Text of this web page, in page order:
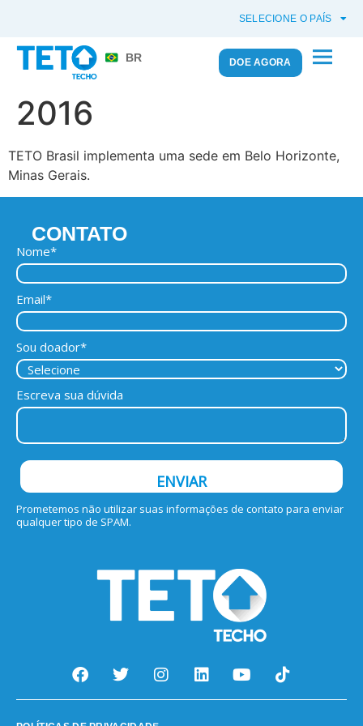
SELECIONE O PAÍS
BR DOE AGORA
2016
TETO Brasil implementa uma sede em Belo Horizonte,
Minas Gerais.
CONTATO
Nome*
Email*
Sou doador*
Escreva sua dúvida
ENVIAR
Prometemos não utilizar suas informações de contato para enviar
qualquer tipo de SPAM.